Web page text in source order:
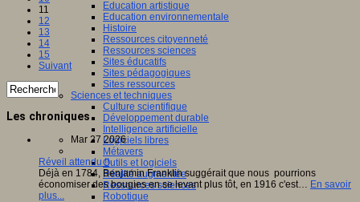
Education artistique
Education environnementale
Histoire
Ressources citoyenneté
Ressources sciences
Sites éducatifs
Sites pédagogiques
Sites ressources
Sciences et techniques
Culture scientifique
Développement durable
Intelligence artificielle
Logiciels libres
Métavers
Outils et logiciels
Réalité augmentée
Ressources sciences
Robotique
11
12
13
14
15
Suivant
Les chroniques
Mar 27 2026
Réveil attendu !!
Déjà en 1784, Benjamin Franklin suggérait que nous pourrions
économiser des bougies en se levant plus tôt, en 1916 c'est… En savoir
plus...